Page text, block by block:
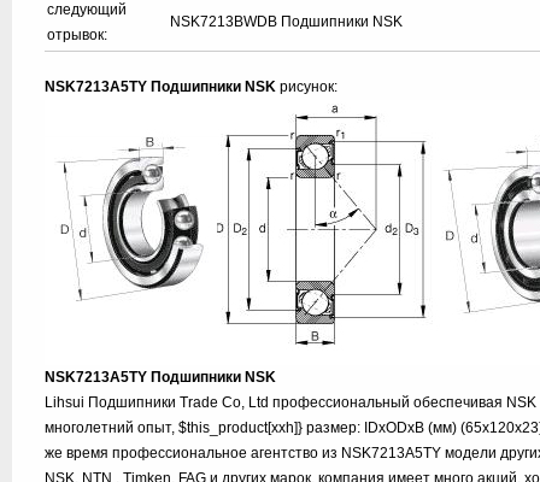
следующий
отрывок:
NSK7213BWDB Подшипники NSK
NSK7213A5TY Подшипники NSK рисунок:
NSK7213A5TY Подшипники NSK
Lihsui Подшипники Trade Co, Ltd профессиональный обеспечивая
многолетний опыт, $this_product[xxh]} размер: IDxODxB (мм)
же время профессиональное агентство из NSK7213A5TY модели
NSK, NTN , Timken, FAG и других марок, компания имеет много акций,